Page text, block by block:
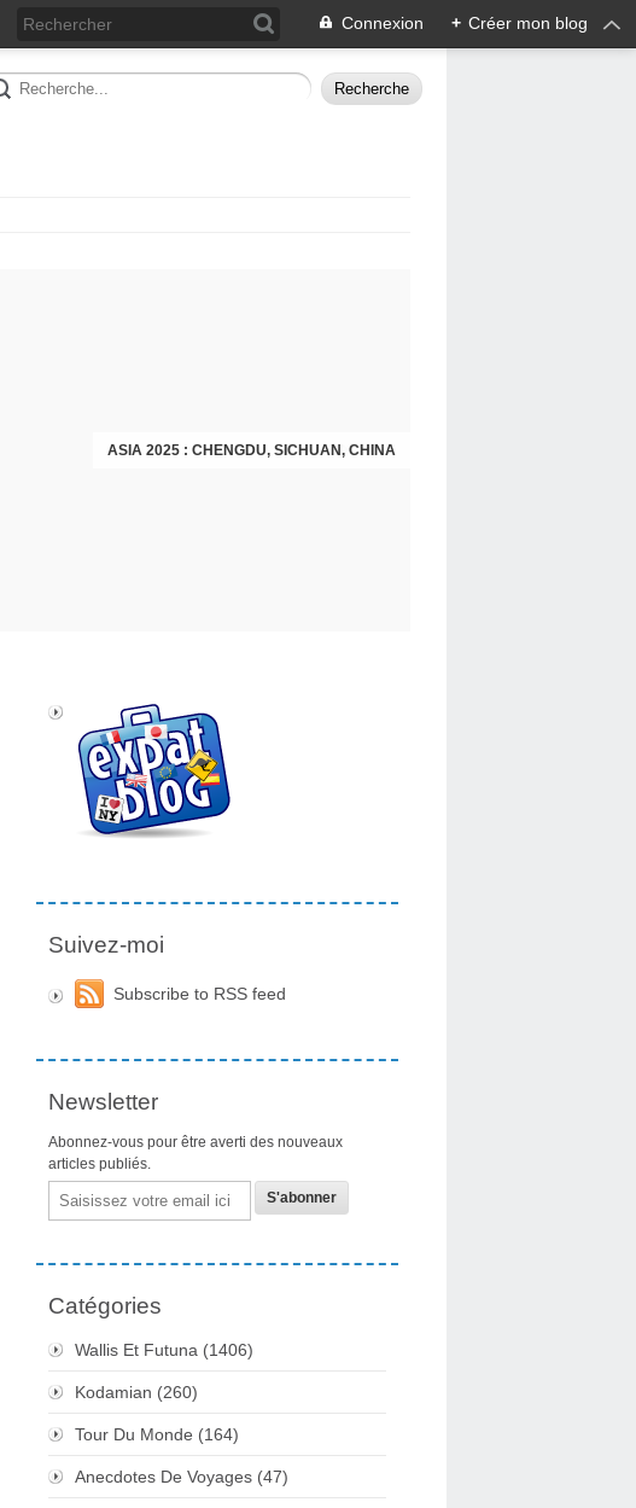
Connexion + Créer mon blog
ASIA 2025 : CHENGDU, SICHUAN, CHINA
CHENGDU 2025
Suivez-moi
Subscribe to RSS feed
Newsletter
Abonnez-vous pour être averti des nouveaux
articles publiés.
Email
Catégories
Wallis Et Futuna (1406)
Kodamian (260)
Tour Du Monde (164)
Anecdotes De Voyages (47)